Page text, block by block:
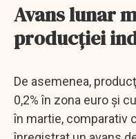
Avans lunar
producţiei
De asemenea,
0,2% în zona euro şi
în martie, comparativ